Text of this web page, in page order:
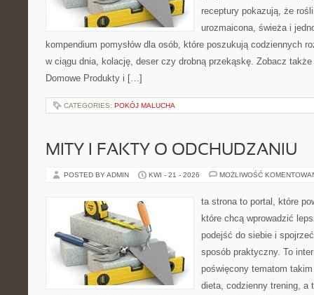
receptury pokazują, że
urozmaicona, świeża i
kompendium pomysłów dla osób, które poszukują codziennych
w ciągu dnia, kolację, deser czy drobną przekąskę. Zobacz
Domowe Produkty i […]
CATEGORIES: POKÓJ MALUCHA
MITY I FAKTY O ODCHUDZANIU
POSTED BY ADMIN KWI - 21 - 2026 MOŻLIWOŚĆ
ta strona to portal, które
które chcą wprowadzić
podejść do siebie i
sposób praktyczny. To
poświęcony tematom
dieta, codzienny trening, a